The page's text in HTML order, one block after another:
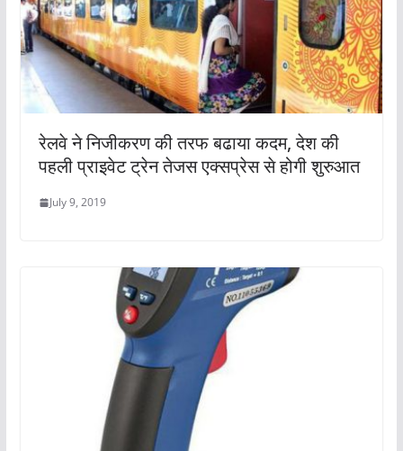
रेलवे ने निजीकरण की तरफ बढाया कदम, देश की
पहली प्राइवेट ट्रेन तेजस एक्सप्रेस से होगी शुरुआत
July 9, 2019